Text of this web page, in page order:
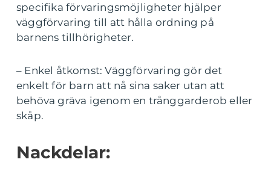
specifika förvaringsmöjligheter hjälper
väggförvaring till att hålla ordning på
barnens tillhörigheter.
– Enkel åtkomst: Väggförvaring gör det
enkelt för barn att nå sina saker utan att
behöva gräva igenom en trånggarderob eller
skåp.
Nackdelar: